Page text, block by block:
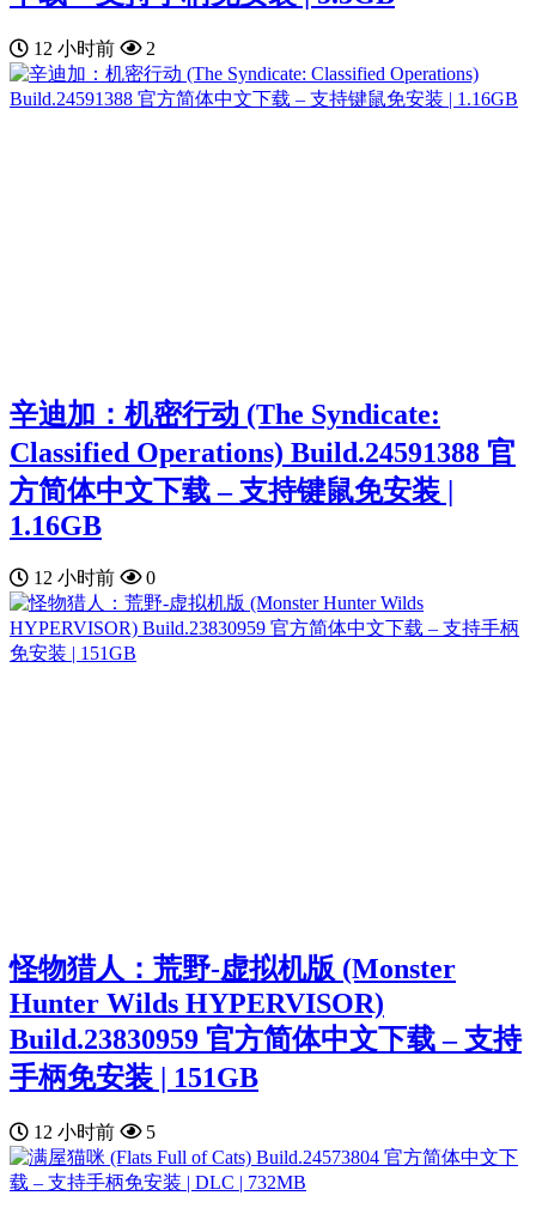
12 小时前 2
辛迪加：机密行动 (The Syndicate:
Classified Operations) Build.24591388 官
方简体中文下载 – 支持键鼠免安装 |
1.16GB
12 小时前 0
怪物猎人：荒野-虚拟机版 (Monster
Hunter Wilds HYPERVISOR)
Build.23830959 官方简体中文下载 – 支持
手柄免安装 | 151GB
12 小时前 5